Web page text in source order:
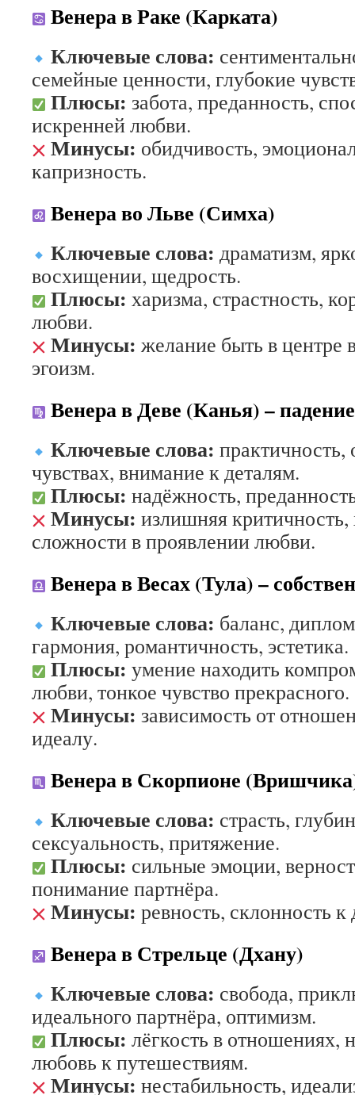
Венера в Раке (Карката)
Ключевые слова:
семейные ценности, глубокие
Плюсы: забота, преданность,
искренней любви.
Минусы: обидчивость,
капризность.
Венера во Льве (Симха)
Ключевые слова: драматизм,
восхищении, щедрость.
Плюсы: харизма, страстность,
любви.
Минусы: желание быть в центре
эгоизм.
Венера в Деве (Канья) – падение
Ключевые слова: практичность,
чувствах, внимание к деталям.
Плюсы: надёжность,
Минусы: излишняя критичность,
сложности в проявлении любви.
Венера в Весах (Тула) –
Ключевые слова: баланс,
гармония, романтичность, эстетика.
Плюсы:умение находить
любви, тонкое чувство прекрасного.
Минусы: зависимость от
идеалу.
Венера в Скорпионе
Ключевые слова: страсть,
сексуальность, притяжение.
Плюсы: сильные эмоции,
понимание партнёра.
Минусы: ревность, склонность
Венера в Стрельце (Дхану)
Ключевые слова: свобода,
идеального партнёра, оптимизм.
Плюсы: лёгкость в отношениях,
любовь к путешествиям.
Минусы: нестабильность,